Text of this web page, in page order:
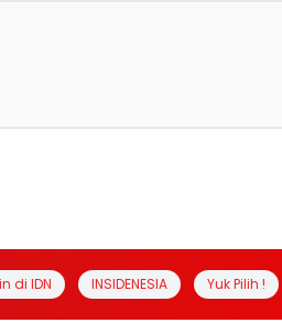
di IDN INSIDENESIA Yuk Pilih !